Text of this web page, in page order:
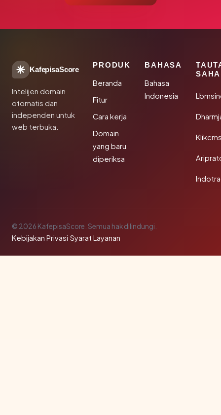
KafepisaScore
Intelijen domain
otomatis dan
independen untuk
web terbuka.
PRODUK
Beranda
Fitur
Cara kerja
Domain
yang baru
diperiksa
BAHASA
Bahasa
Indonesia
© 2026 KafepisaScore. Semua hak dilindungi.
Kebijakan Privasi·Syarat Layanan